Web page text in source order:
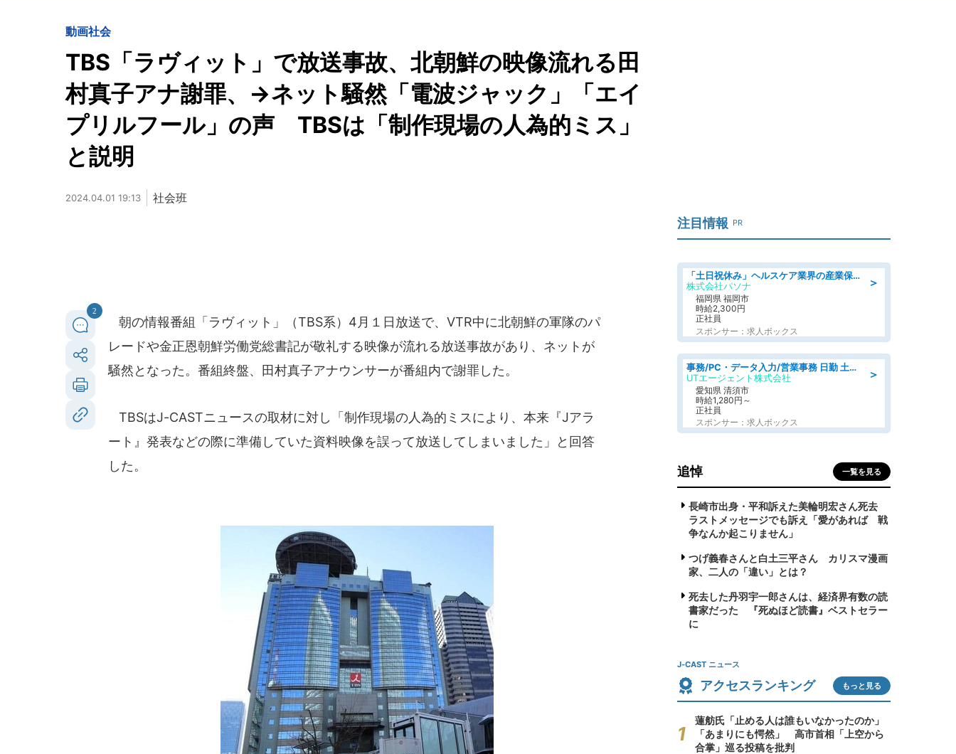
動画社会
TBS「ラヴィット」で放送事故、北朝鮮の映像流れる田
村真子アナ謝罪、→ネット騒然「電波ジャック」「エイ
プリルフール」の声 TBSは「制作現場の人為的ミス」
と説明
2024.04.01 19:13 社会班
2
朝の情報番組「ラヴィット」（TBS系）4月１日放送で、VTR中に北朝鮮の軍隊のパ
レードや金正恩朝鮮労働党総書記が敬礼する映像が流れる放送事故があり、ネットが
騒然となった。番組終盤、田村真子アナウンサーが番組内で謝罪した。
TBSはJ-CASTニュースの取材に対し「制作現場の人為的ミスにより、本来『Jアラ
ート』発表などの際に準備していた資料映像を誤って放送してしまいました」と回答
した。
注目情報 PR
＞
「土日祝休み」ヘルスケア業界の産業保健師/高時給/未経験OK/要資格:保健師、正看護師
株式会社パソナ
福岡県 福岡市
時給2,300円
正社員
スポンサー：求人ボックス
＞
事務/PC・データ入力/営業事務 日勤 土日休み 残業少なめ 車通勤OK 総合事務
UTエージェント株式会社
愛知県 清須市
時給1,280円～
正社員
スポンサー：求人ボックス
追悼 一覧を見る
長崎市出身・平和訴えた美輪明宏さん死去
ラストメッセージでも訴え「愛があれば 戦
争なんか起こりません」
つげ義春さんと白土三平さん カリスマ漫画
家、二人の「違い」とは？
死去した丹羽宇一郎さんは、経済界有数の読
書家だった 『死ぬほど読書』ベストセラー
に
J-CAST ニュース
アクセスランキング もっと見る
蓮舫氏「止める人は誰もいなかったのか」
「あまりにも愕然」 高市首相「上空から
合掌」巡る投稿を批判